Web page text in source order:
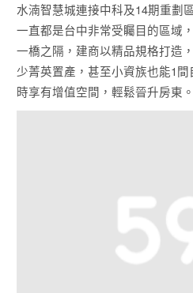
水湳智慧城連接中科及14期重劃
一直都是台中非常受矚目的區域
一橋之隔，建商以精品規格打造
少菁英置產，甚至小資族也能1
時享有增值空間，輕鬆晉升房東。